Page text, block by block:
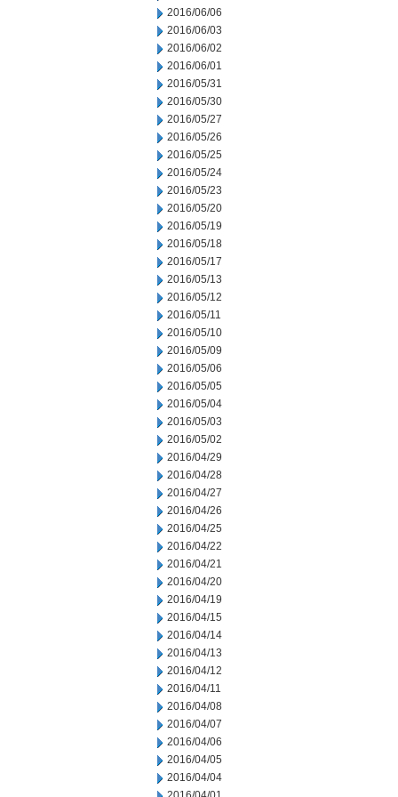
2016/06/06
2016/06/03
2016/06/02
2016/06/01
2016/05/31
2016/05/30
2016/05/27
2016/05/26
2016/05/25
2016/05/24
2016/05/23
2016/05/20
2016/05/19
2016/05/18
2016/05/17
2016/05/13
2016/05/12
2016/05/11
2016/05/10
2016/05/09
2016/05/06
2016/05/05
2016/05/04
2016/05/03
2016/05/02
2016/04/29
2016/04/28
2016/04/27
2016/04/26
2016/04/25
2016/04/22
2016/04/21
2016/04/20
2016/04/19
2016/04/15
2016/04/14
2016/04/13
2016/04/12
2016/04/11
2016/04/08
2016/04/07
2016/04/06
2016/04/05
2016/04/04